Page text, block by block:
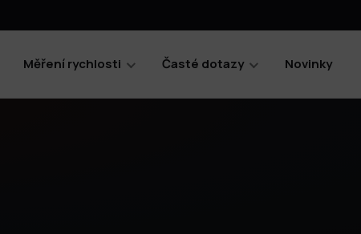
Měření rychlosti Časté dotazy Novinky